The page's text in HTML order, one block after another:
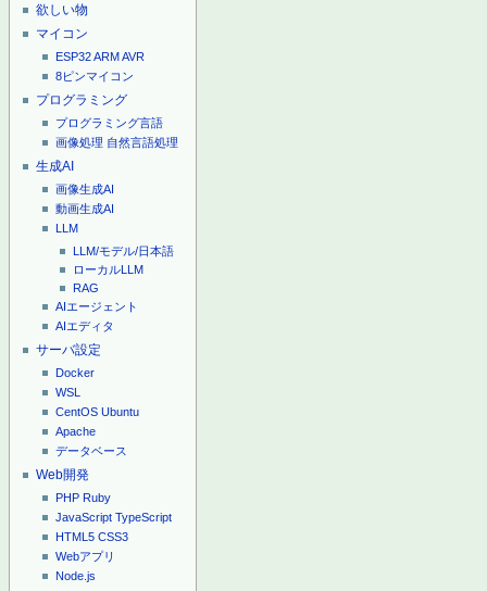
欲しい物
マイコン
ESP32ARMAVR
8ピンマイコン
プログラミング
プログラミング言語
画像処理 自然言語処理
生成AI
画像生成AI
動画生成AI
LLM
LLM/モデル/日本語
ローカルLLM
RAG
AIエージェント
AIエディタ
サーバ設定
Docker
WSL
CentOS Ubuntu
Apache
データベース
Web開発
PHP Ruby
JavaScript TypeScript
HTML5 CSS3
Webアプリ
Node.js